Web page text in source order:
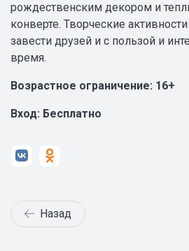
рождественским декором и
конверте. Творческие
завести друзей и с пользой и
время.
Возрастное ограничение: 16+
Вход: Бесплатно
Назад